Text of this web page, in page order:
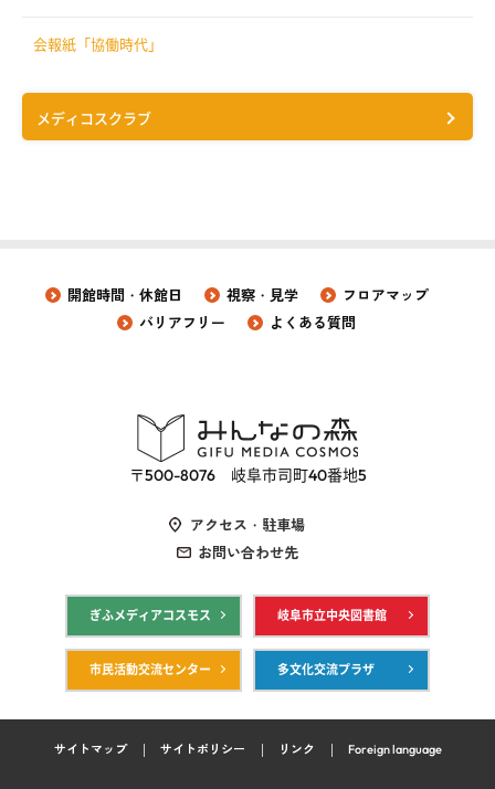
会報紙「協働時代」
メディコスクラブ
開館時間・休館日 視察・見学
フロアマップ
バリアフリー
よくある質問
〒500-8076 岐阜市司町40番地5
アクセス・駐車場
お問い合わせ先
ぎふメディアコスモス 岐阜市立中央図書館
市民活動交流センター 多文化交流プラザ
サイトマップ サイトポリシー リンク Foreign language